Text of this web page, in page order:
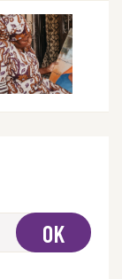
OK